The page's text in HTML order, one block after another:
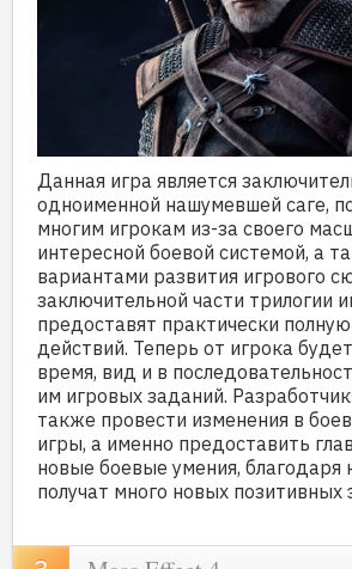
Данная игра является
одноименной нашумевшей саге,
многим игрокам из-за своего
интересной боевой системой, а
вариантами развития игрового
заключительной части трилогии
предоставят практически
действий. Теперь от игрока
время, вид и в
им игровых заданий.
также провести изменения в
игры, а именно предоставить
новые боевые умения, благодаря
получат много новых позитивных